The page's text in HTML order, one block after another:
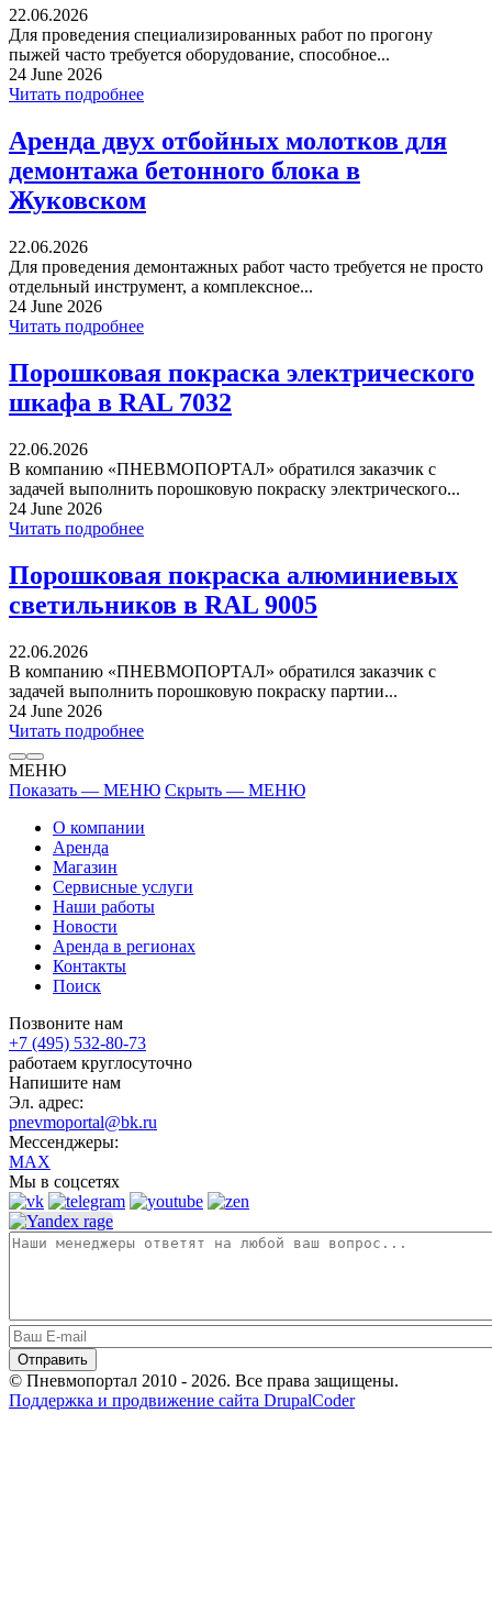
22.06.2026
Для проведения специализированных работ по прогону
пыжей часто требуется оборудование, способное...
24 June 2026
Читать подробнее
Аренда двух отбойных молотков для
демонтажа бетонного блока в
Жуковском
22.06.2026
Для проведения демонтажных работ часто требуется не просто
отдельный инструмент, а комплексное...
24 June 2026
Читать подробнее
Порошковая покраска электрического
шкафа в RAL 7032
22.06.2026
В компанию «ПНЕВМОПОРТАЛ» обратился заказчик с
задачей выполнить порошковую покраску электрического...
24 June 2026
Читать подробнее
Порошковая покраска алюминиевых
светильников в RAL 9005
22.06.2026
В компанию «ПНЕВМОПОРТАЛ» обратился заказчик с
задачей выполнить порошковую покраску партии...
24 June 2026
Читать подробнее
МЕНЮ
Показать — МЕНЮ Скрыть — МЕНЮ
О компании
Аренда
Магазин
Сервисные услуги
Наши работы
Новости
Аренда в регионах
Контакты
Поиск
Позвоните нам
+7 (495) 532-80-73
работаем круглосуточно
Напишите нам
Эл. адрес:
pnevmoportal@bk.ru
Мессенджеры:
MAX
Мы в соцсетях
© Пневмопортал 2010 - 2026. Все права защищены.
Поддержка и продвижение сайта DrupalCoder